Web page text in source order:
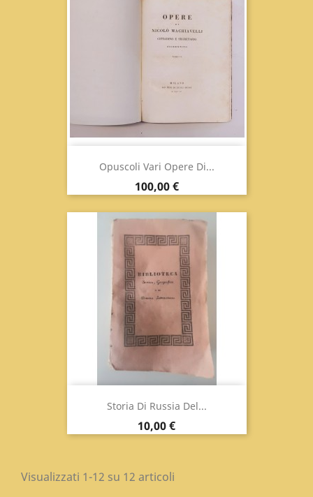
Opuscoli Vari Opere Di...
Prezzo
100,00 €
Storia Di Russia Del...
Prezzo
10,00 €
Visualizzati 1-12 su 12 articoli